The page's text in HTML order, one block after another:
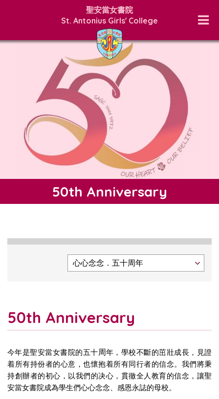
聖安當女書院
St. Antonius Girls' College
50th Anniversary
50th Anniversary
今年是聖安當女書院的五十周年，學校不斷的茁壯成長，見證
着所有持份者的心意，也懷抱着所有同行者的信念。我們將秉
持創辦者的初心，以我們的决心，貫徹全人教育的信念，讓聖
安當女書院成為學生們心心念念、感恩永誌的母校。